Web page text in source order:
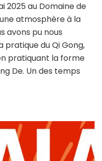
2025 au Domaine de
atmosphère à la
avons pu nous
du Qi Gong,
pratiquant la forme
De. Un des temps